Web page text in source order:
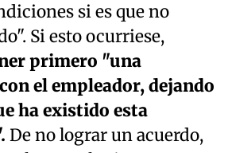
si es que no
Si esto ocurriese,
primero "una
el empleador, dejando
ha existido esta
De no lograr un acuerdo,